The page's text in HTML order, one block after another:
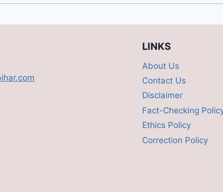
LINKS
About Us
Contact Us
Disclaimer
Fact-Checking
Ethics Policy
Correction Policy